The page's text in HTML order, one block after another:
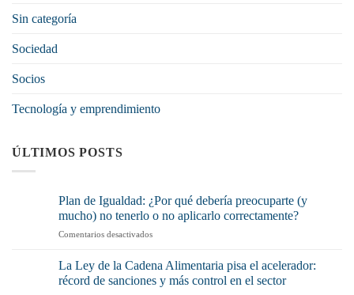
Sin categoría
Sociedad
Socios
Tecnología y emprendimiento
ÚLTIMOS POSTS
Plan de Igualdad: ¿Por qué debería preocuparte (y
mucho) no tenerlo o no aplicarlo correctamente?
Comentarios desactivadosen
Igualdad:
¿Por
La Ley de la Cadena Alimentaria pisa el acelerador:
récord de sanciones y más control en el sector